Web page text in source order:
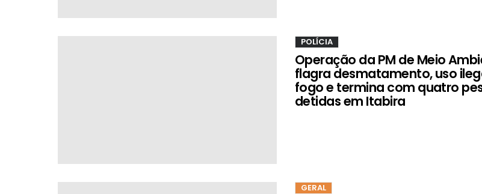
POLÍCIA
Operação da PM de Meio
flagra desmatamento, uso
fogo e termina com quatro
detidas em Itabira
GERAL